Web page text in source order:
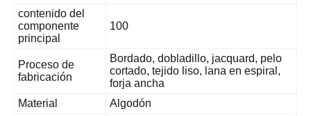
contenido del
componente
principal
100
Proceso de
fabricación
Bordado, dobladillo, jacquard, pelo
cortado, tejido liso, lana en espiral,
forja ancha
Material
Algodón